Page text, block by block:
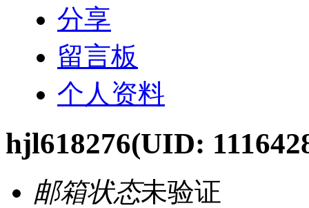
分享
留言板
个人资料
hjl618276(UID:
邮箱状态未验证